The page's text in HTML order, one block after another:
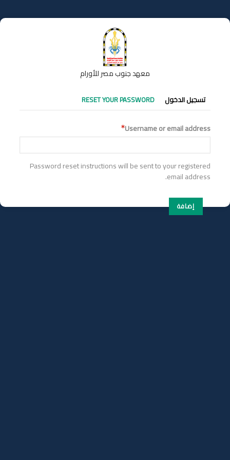
إلى
المحتوى
معهد جنوب مصر للأورام
التبويبات
الأساسية
تسجيل الدخول RESET YOUR PASSWORD
Username or email address
Password reset instructions will be sent to your registered
email address.